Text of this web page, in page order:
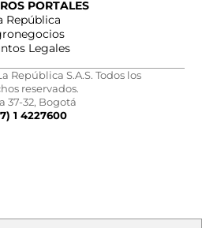
PORTALES
República
Legales
República S.A.S. Todos los
reservados.
37-32, Bogotá
1 4227600